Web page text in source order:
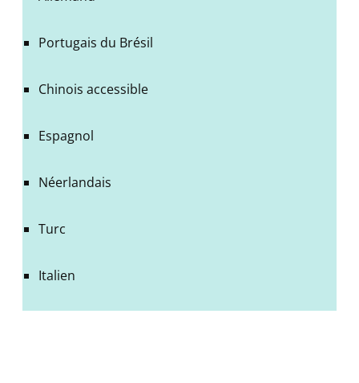
Portugais du Brésil
Chinois accessible
Espagnol
Néerlandais
Turc
Italien